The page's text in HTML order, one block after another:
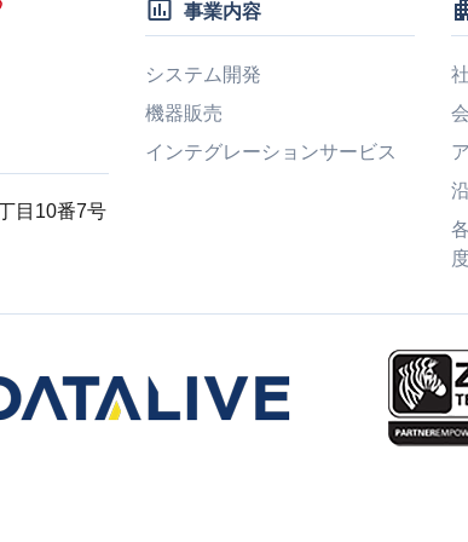
目10番7号
insert_chart_outlined 事業内容
システム開発
機器販売
インテグレーションサービス